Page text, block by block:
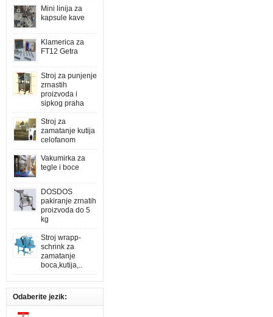
Mini linija za
kapsule kave
Klamerica za
FT12 Getra
Stroj za punjenje
zrnastih
proizvoda i
sipkog praha
Stroj za
zamatanje kutija
celofanom
Vakumirka za
tegle i boce
DOSDOS
pakiranje zrnatih
proizvoda do 5
kg
Stroj wrapp-
schrink za
zamatanje
boca,kutija,..
Odaberite jezik: